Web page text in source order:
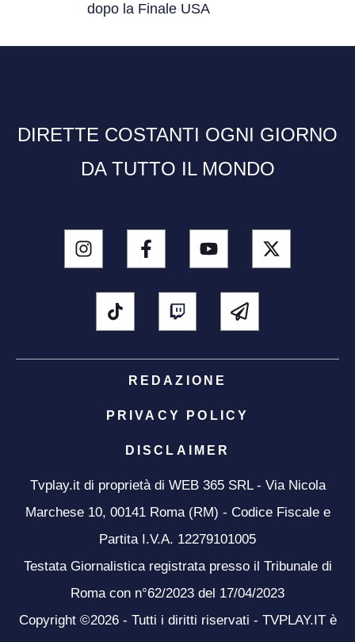
dopo la Finale USA
DIRETTE COSTANTI OGNI GIORNO
DA TUTTO IL MONDO
REDAZIONE
PRIVACY POLICY
DISCLAIMER
Tvplay.it di proprietà di WEB 365 SRL - Via Nicola
Marchese 10, 00141 Roma (RM) - Codice Fiscale e
Partita I.V.A. 12279101005
Testata Giornalistica registrata presso il Tribunale di
Roma con n°62/2023 del 17/04/2023
Copyright ©2026 - Tutti i diritti riservati - TVPLAY.IT è